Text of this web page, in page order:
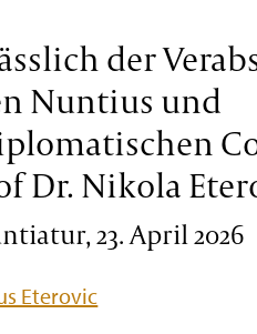
der
Nuntius und
Dr. Nikola
23. April 2026
Eterovic